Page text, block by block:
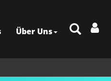
Über Uns